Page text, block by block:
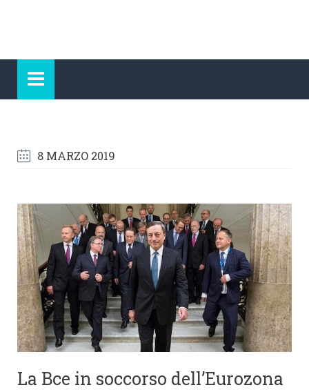
8 MARZO 2019
La Bce in soccorso dell’Eurozona